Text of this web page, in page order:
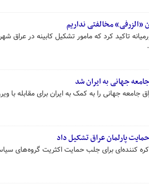
مخالفتی نداریم
تاکید کرد که مامور تشکیل کابینه در عراق
جهانی به ایران شد
جهانی را به کمک به ایران برای مقابله با
پارلمان عراق تشکیل داد
کننده‌ای برای جلب حمایت اکثریت گروه‌های